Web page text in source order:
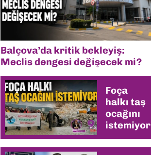
Balçova’da kritik bekleyiş:
Meclis dengesi değişecek mi?
Foça
halkı taş
ocağını
istemiyor